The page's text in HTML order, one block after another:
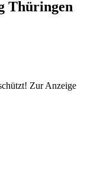
Thüringen
Zur Anzeige